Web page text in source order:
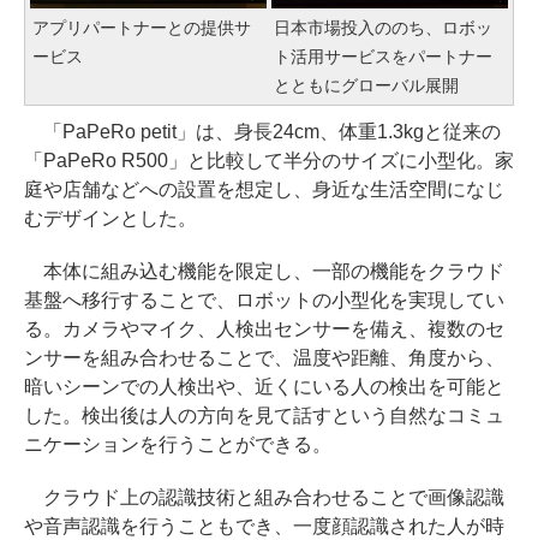
アプリパートナーとの提供サ
ービス
日本市場投入ののち、ロボッ
ト活用サービスをパートナー
とともにグローバル展開
「PaPeRo petit」は、身長24cm、体重1.3kgと従来の
「PaPeRo R500」と比較して半分のサイズに小型化。家
庭や店舗などへの設置を想定し、身近な生活空間になじ
むデザインとした。
本体に組み込む機能を限定し、一部の機能をクラウド
基盤へ移行することで、ロボットの小型化を実現してい
る。カメラやマイク、人検出センサーを備え、複数のセ
ンサーを組み合わせることで、温度や距離、角度から、
暗いシーンでの人検出や、近くにいる人の検出を可能と
した。検出後は人の方向を見て話すという自然なコミュ
ニケーションを行うことができる。
クラウド上の認識技術と組み合わせることで画像認識
や音声認識を行うこともでき、一度顔認識された人が時